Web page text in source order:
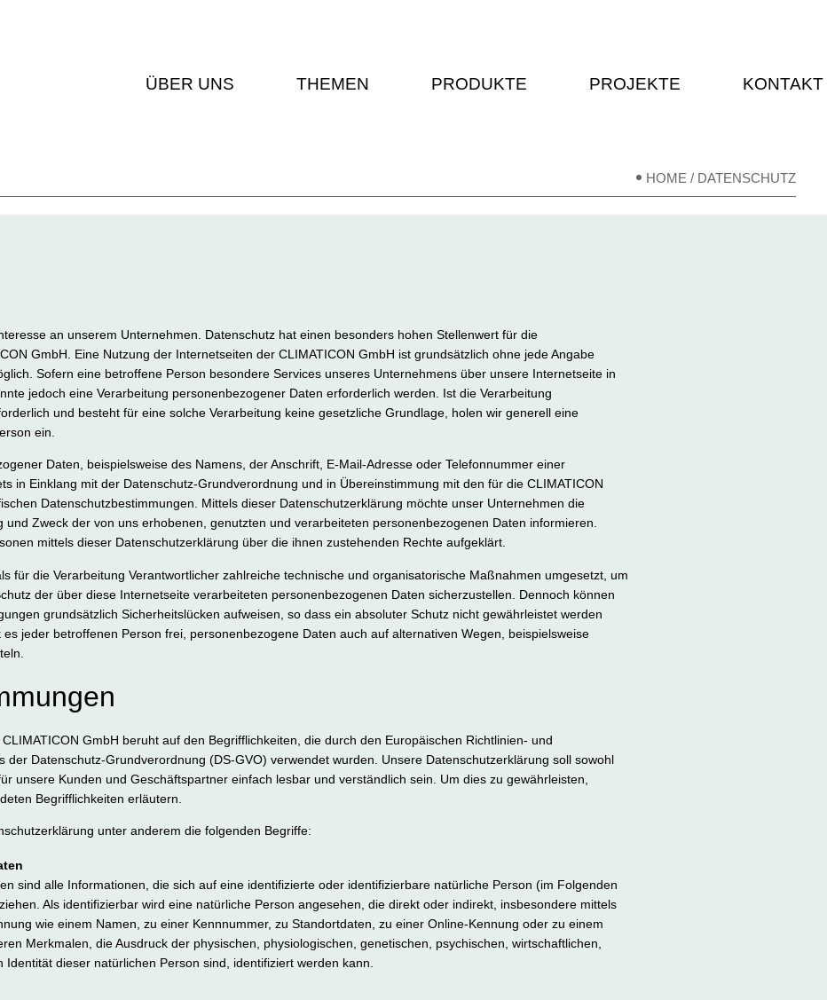
ÜBER UNS THEMEN PRODUKTE PROJEKTE KONTAKT
HOME / DATENSCHUTZ
an unserem Unternehmen. Datenschutz hat einen besonders hohen Stellenwert für die
GmbH. Eine Nutzung der Internetseiten der CLIMATICON GmbH ist grundsätzlich ohne jede Angabe
Sofern eine betroffene Person besondere Services unseres Unternehmens über unsere Internetseite in
jedoch eine Verarbeitung personenbezogener Daten erforderlich werden. Ist die Verarbeitung
und besteht für eine solche Verarbeitung keine gesetzliche Grundlage, holen wir generell eine
ein.
Daten, beispielsweise des Namens, der Anschrift, E-Mail-Adresse oder Telefonnummer einer
in Einklang mit der Datenschutz-Grundverordnung und in Übereinstimmung mit den für die CLIMATICON
Datenschutzbestimmungen. Mittels dieser Datenschutzerklärung möchte unser Unternehmen die
und Zweck der von uns erhobenen, genutzten und verarbeiteten personenbezogenen Daten informieren.
mittels dieser Datenschutzerklärung über die ihnen zustehenden Rechte aufgeklärt.
für die Verarbeitung Verantwortlicher zahlreiche technische und organisatorische Maßnahmen umgesetzt, um
der über diese Internetseite verarbeiteten personenbezogenen Daten sicherzustellen. Dennoch können
grundsätzlich Sicherheitslücken aufweisen, so dass ein absoluter Schutz nicht gewährleistet werden
jeder betroffenen Person frei, personenbezogene Daten auch auf alternativen Wegen, beispielsweise
GmbH beruht auf den Begrifflichkeiten, die durch den Europäischen Richtlinien- und
der Datenschutz-Grundverordnung (DS-GVO) verwendet wurden. Unsere Datenschutzerklärung soll sowohl
unsere Kunden und Geschäftspartner einfach lesbar und verständlich sein. Um dies zu gewährleisten,
Begrifflichkeiten erläutern.
unter anderem die folgenden Begriffe:
sind alle Informationen, die sich auf eine identifizierte oder identifizierbare natürliche Person (im Folgenden
Als identifizierbar wird eine natürliche Person angesehen, die direkt oder indirekt, insbesondere mittels
wie einem Namen, zu einer Kennnummer, zu Standortdaten, zu einer Online-Kennung oder zu einem
Merkmalen, die Ausdruck der physischen, physiologischen, genetischen, psychischen, wirtschaftlichen,
Identität dieser natürlichen Person sind, identifiziert werden kann.